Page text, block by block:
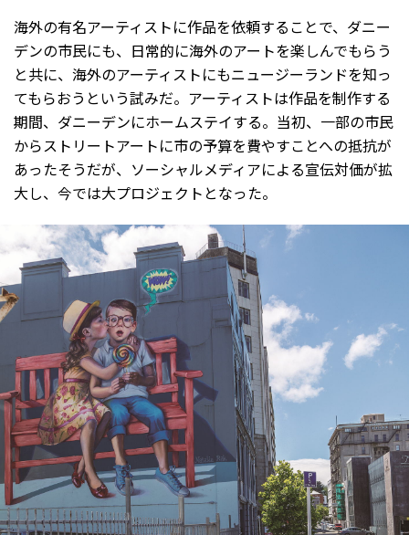
海外の有名アーティストに作品を依頼することで、ダニー
デンの市民にも、日常的に海外のアートを楽しんでもらう
と共に、海外のアーティストにもニュージーランドを知っ
てもらおうという試みだ。アーティストは作品を制作する
期間、ダニーデンにホームステイする。当初、一部の市民
からストリートアートに市の予算を費やすことへの抵抗が
あったそうだが、ソーシャルメディアによる宣伝対価が拡
大し、今では大プロジェクトとなった。